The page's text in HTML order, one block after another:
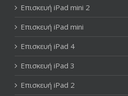
Επισκευή iPad mini 2
Επισκευή iPad mini
Επισκευή iPad 4
Επισκευή iPad 3
Επισκευή iPad 2